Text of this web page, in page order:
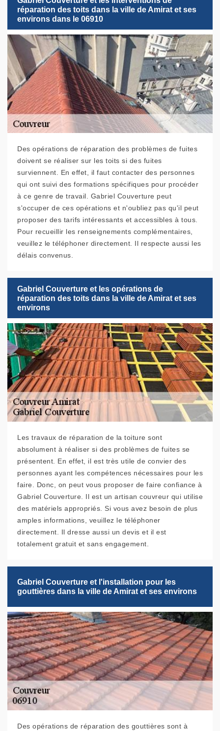
réparation des toits dans la ville de Amirat et ses
environs dans le 06910
Des opérations de réparation des problèmes de fuites
doivent se réaliser sur les toits si des fuites
surviennent. En effet, il faut contacter des personnes
qui ont suivi des formations spécifiques pour procéder
à ce genre de travail. Gabriel Couverture peut
s'occuper de ces opérations et n'oubliez pas qu'il peut
proposer des tarifs intéressants et accessibles à tous.
Pour recueillir les renseignements complémentaires,
veuillez le téléphoner directement. Il respecte aussi les
délais convenus.
Gabriel Couverture et les opérations de
réparation des toits dans la ville de Amirat et ses
environs
Les travaux de réparation de la toiture sont
absolument à réaliser si des problèmes de fuites se
présentent. En effet, il est très utile de convier des
personnes ayant les compétences nécessaires pour les
faire. Donc, on peut vous proposer de faire confiance à
Gabriel Couverture. Il est un artisan couvreur qui utilise
des matériels appropriés. Si vous avez besoin de plus
amples informations, veuillez le téléphoner
directement. Il dresse aussi un devis et il est
totalement gratuit et sans engagement.
Gabriel Couverture et l'installation pour les
gouttières dans la ville de Amirat et ses environs
Des opérations de réparation des gouttières sont à